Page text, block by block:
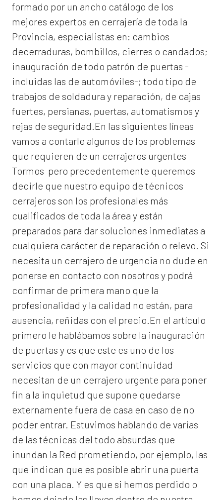
formado por un ancho catálogo de los
mejores expertos en cerrajería de toda la
Provincia, especialistas en: cambios
decerraduras, bombillos, cierres o candados;
inauguración de todo patrón de puertas -
incluidas las de automóviles-; todo tipo de
trabajos de soldadura y reparación, de cajas
fuertes, persianas, puertas, automatismos y
rejas de seguridad.En las siguientes líneas
vamos a contarle algunos de los problemas
que requieren de un cerrajeros urgentes
Tormos pero precedentemente queremos
decirle que nuestro equipo de técnicos
cerrajeros son los profesionales más
cualificados de toda la área y están
preparados para dar soluciones inmediatas a
cualquiera carácter de reparación o relevo. Si
necesita un cerrajero de urgencia no dude en
ponerse en contacto con nosotros y podrá
confirmar de primera mano que la
profesionalidad y la calidad no están, para
ausencia, reñidas con el precio.En el artículo
primero le hablábamos sobre la inauguración
de puertas y es que este es uno de los
servicios que con mayor continuidad
necesitan de un cerrajero urgente para poner
fin a la inquietud que supone quedarse
externamente fuera de casa en caso de no
poder entrar. Estuvimos hablando de varias
de las técnicas del todo absurdas que
inundan la Red prometiendo, por ejemplo, las
que indican que es posible abrir una puerta
con una placa. Y es que si hemos perdido o